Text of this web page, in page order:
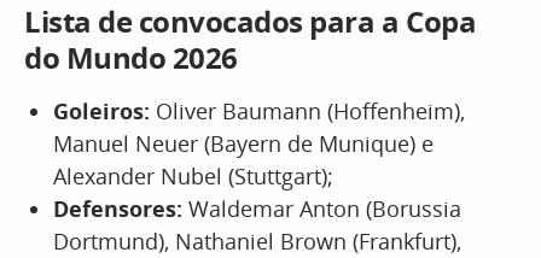
Lista de convocados para a Copa
do Mundo 2026
Goleiros: Oliver Baumann (Hoffenheim),
Manuel Neuer (Bayern de Munique) e
Alexander Nubel (Stuttgart);
Defensores: Waldemar Anton (Borussia
Dortmund), Nathaniel Brown (Frankfurt),